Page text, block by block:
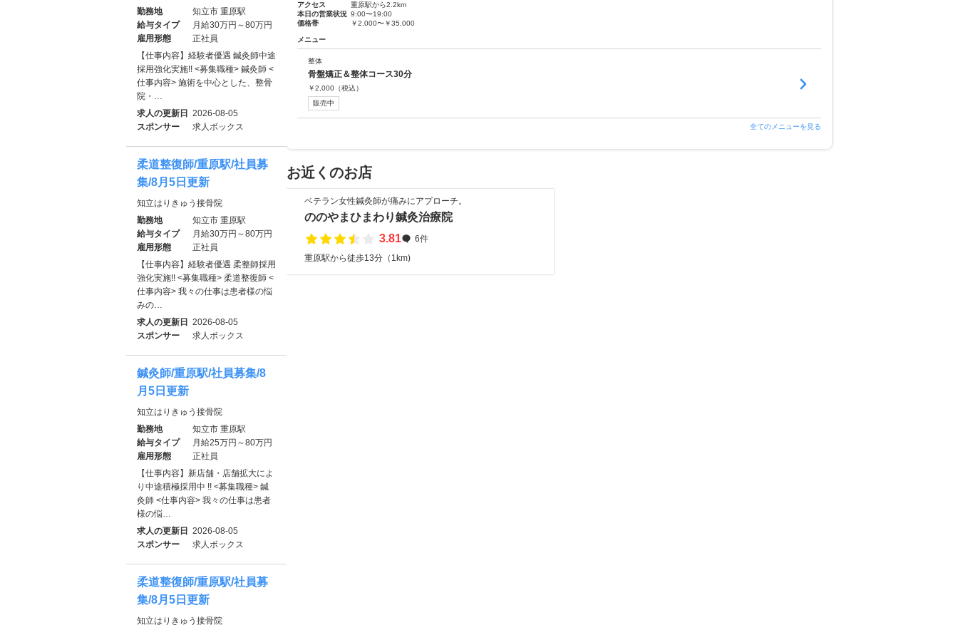
アクセス
重原駅から2.2km
本日の営業状況 9:00〜19:00
価格帯
￥2,000〜￥35,000
メニュー
整体
骨盤矯正＆整体コース30分
￥2,000 （税込）
販売中
全てのメニューを見る
お近くのお店
ベテラン女性鍼灸師が痛みにアプローチ。
ののやまひまわり鍼灸治療院
3.81
6件
重原駅から徒歩13分（1km)
勤務地
知立市 重原駅
給与タイプ
月給30万円～80万円
雇用形態
正社員
【仕事内容】経験者優遇 鍼灸師中途
採用強化実施!! <募集職種> 鍼灸師 <
仕事内容> 施術を中心とした、整骨
院・…
求人の更新日 2026-08-05
スポンサー
求人ボックス
柔道整復師/重原駅/社員募
集/8月5日更新
知立はりきゅう接骨院
勤務地
知立市 重原駅
給与タイプ
月給30万円～80万円
雇用形態
正社員
【仕事内容】経験者優遇 柔整師採用
強化実施!! <募集職種> 柔道整復師 <
仕事内容> 我々の仕事は患者様の悩
みの…
求人の更新日 2026-08-05
スポンサー
求人ボックス
鍼灸師/重原駅/社員募集/8
月5日更新
知立はりきゅう接骨院
勤務地
知立市 重原駅
給与タイプ
月給25万円～80万円
雇用形態
正社員
【仕事内容】新店舗・店舗拡大によ
り中途積極採用中 !! <募集職種> 鍼
灸師 <仕事内容> 我々の仕事は患者
様の悩…
求人の更新日 2026-08-05
スポンサー
求人ボックス
柔道整復師/重原駅/社員募
集/8月5日更新
知立はりきゅう接骨院